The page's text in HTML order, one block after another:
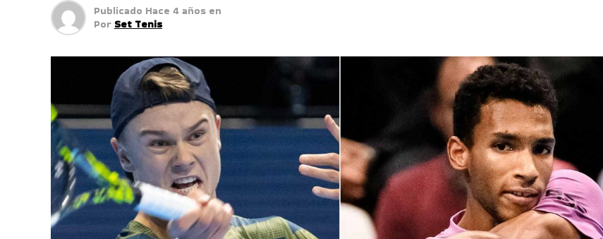
Publicado Hace 4 años en
Por Set Tenis